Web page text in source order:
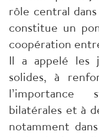
rôle central
constitue un
coopération
Il a appelé les
solides, à
l’importance
bilatérales et à
notamment